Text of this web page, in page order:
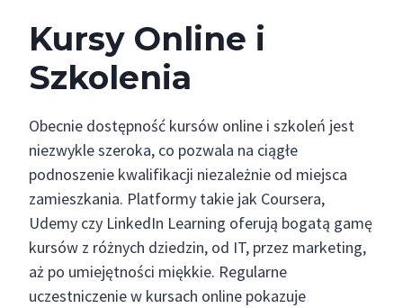
Kursy Online i
Szkolenia
Obecnie dostępność kursów online i szkoleń jest
niezwykle szeroka, co pozwala na ciągłe
podnoszenie kwalifikacji niezależnie od miejsca
zamieszkania. Platformy takie jak Coursera,
Udemy czy LinkedIn Learning oferują bogatą gamę
kursów z różnych dziedzin, od IT, przez marketing,
aż po umiejętności miękkie. Regularne
uczestniczenie w kursach online pokazuje